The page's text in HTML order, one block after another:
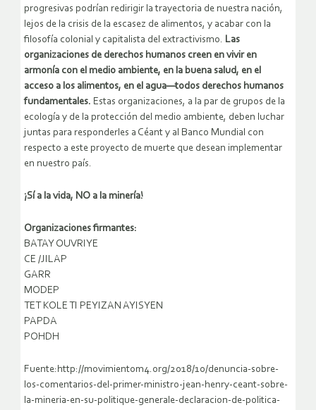
progresivas podrían redirigir la trayectoria de nuestra nación,
lejos de la crisis de la escasez de alimentos, y acabar con la
filosofía colonial y capitalista del extractivismo. Las
organizaciones de derechos humanos creen en vivir en
armonía con el medio ambiente, en la buena salud, en el
acceso a los alimentos, en el agua—todos derechos humanos
fundamentales. Estas organizaciones, a la par de grupos de la
ecología y de la protección del medio ambiente, deben luchar
juntas para responderles a Céant y al Banco Mundial con
respecto a este proyecto de muerte que desean implementar
en nuestro país.
¡Sí a la vida, NO a la minería!
Organizaciones firmantes:
BATAY OUVRIYE
CE /JILAP
GARR
MODEP
TET KOLE TI PEYIZAN AYISYEN
PAPDA
POHDH
Fuente:http://movimientom4.org/2018/10/denuncia-sobre-
los-comentarios-del-primer-ministro-jean-henry-ceant-sobre-
la-mineria-en-su-politique-generale-declaracion-de-politica-